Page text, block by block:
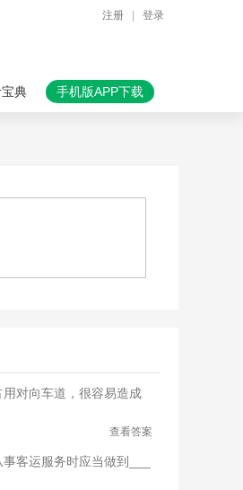
注册 登录
典 手机版APP下载
对向车道，很容易造成
查看答案
客运服务时应当做到___